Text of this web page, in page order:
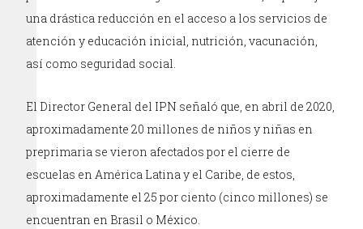
una drástica reducción en el acceso a los servicios de
atención y educación inicial, nutrición, vacunación,
así como seguridad social.
El Director General del IPN señaló que, en abril de 2020,
aproximadamente 20 millones de niños y niñas en
preprimaria se vieron afectados por el cierre de
escuelas en América Latina y el Caribe, de estos,
aproximadamente el 25 por ciento (cinco millones) se
encuentran en Brasil o México.